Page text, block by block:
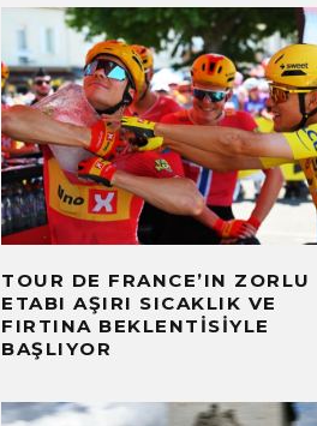
TOUR DE FRANCE’IN ZORLU
ETABI AŞIRI SICAKLIK VE
FIRTINA BEKLENTISIYLE
BAŞLIYOR